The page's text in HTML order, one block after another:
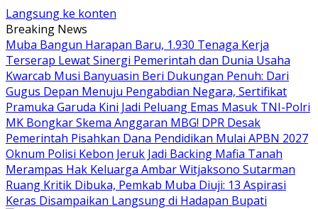
Langsung ke konten
Breaking News
Muba Bangun Harapan Baru, 1.930 Tenaga Kerja
Terserap Lewat Sinergi Pemerintah dan Dunia Usaha
Kwarcab Musi Banyuasin Beri Dukungan Penuh: Dari
Gugus Depan Menuju Pengabdian Negara, Sertifikat
Pramuka Garuda Kini Jadi Peluang Emas Masuk TNI-Polri
MK Bongkar Skema Anggaran MBG! DPR Desak
Pemerintah Pisahkan Dana Pendidikan Mulai APBN 2027
Oknum Polisi Kebon Jeruk Jadi Backing Mafia Tanah
Merampas Hak Keluarga Ambar Witjaksono Sutarman
Ruang Kritik Dibuka, Pemkab Muba Diuji: 13 Aspirasi
Keras Disampaikan Langsung di Hadapan Bupati